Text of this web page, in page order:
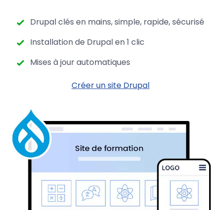
Drupal clés en mains, simple, rapide, sécurisé
Installation de Drupal en 1 clic
Mises à jour automatiques
Créer un site Drupal